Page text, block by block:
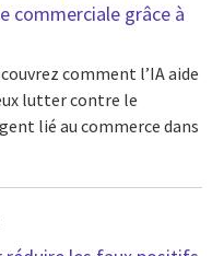
commerciale grâce à
comment l’IA aide
lutter contre le
lié au commerce dans